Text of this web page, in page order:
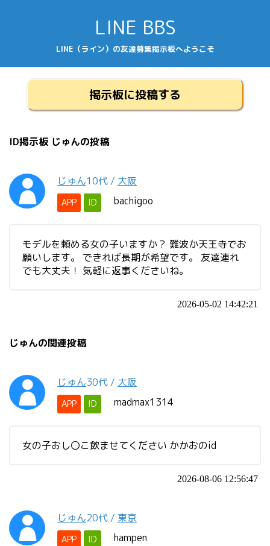
LINE BBS
LINE（ライン）の友達募集掲示板へようこそ
掲示板に投稿する
ID掲示板 じゅんの投稿
じゅん10代 / 大阪
APP ID bachigoo
モデルを頼める女の子いますか？ 難波か天王寺でお
願いします。 できれば長期が希望です。 友達連れ
でも大丈夫！ 気軽に返事くださいね。
2026-05-02 14:42:21
じゅんの関連投稿
じゅん30代 / 大阪
APP ID madmax1314
女の子おし〇こ飲ませてください かかおのid
2026-08-06 12:56:47
じゅん20代 / 東京
APP ID hampen